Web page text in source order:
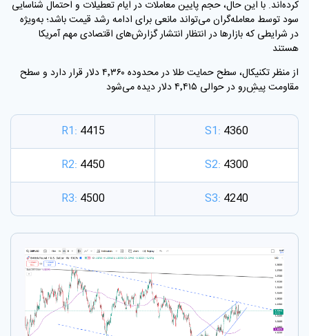
کرده‌اند. با این حال، حجم پایین معاملات در ایام تعطیلات و احتمال شناسایی
سود توسط معامله‌گران می‌تواند مانعی برای ادامه رشد قیمت باشد؛ به‌ویژه
در شرایطی که بازارها در انتظار انتشار گزارش‌های اقتصادی مهم آمریکا
هستند
از منظر تکنیکال، سطح حمایت طلا در محدوده ۴٬۳۶۰ دلار قرار دارد و سطح
مقاومت پیشِ‌رو در حوالی ۴٬۴۱۵ دلار دیده می‌شود
R1: 4415 S1: 4360
R2: 4450 S2: 4300
R3: 4500 S3: 4240